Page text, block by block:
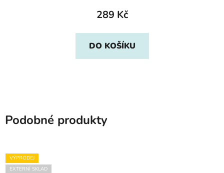
289 Kč
DO KOŠÍKU
Podobné produkty
VÝPRODEJ
EXTERNÍ SKLAD